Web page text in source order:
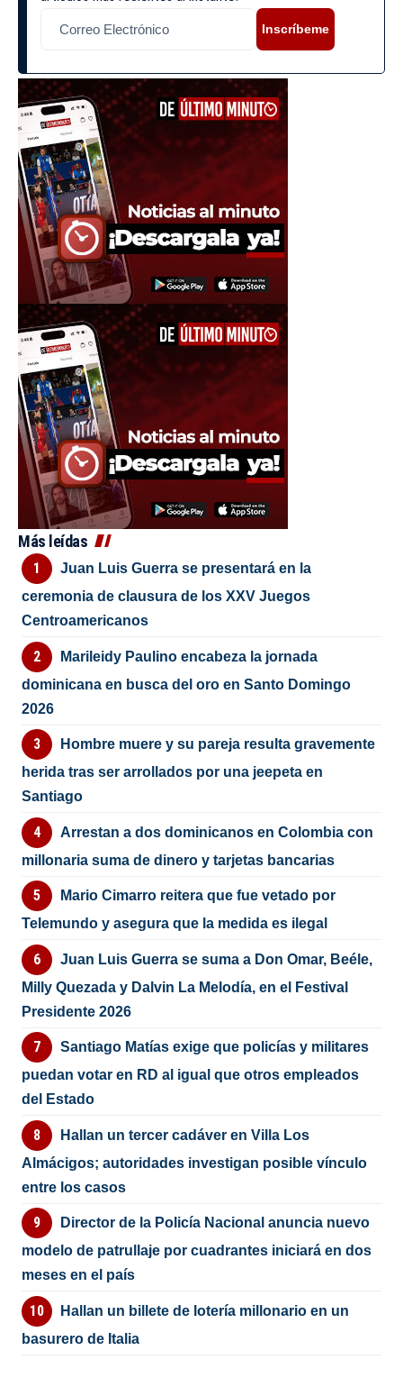
Inscríbeme
Más leídas
Juan Luis Guerra se presentará en la
ceremonia de clausura de los XXV Juegos
Centroamericanos
Marileidy Paulino encabeza la jornada
dominicana en busca del oro en Santo Domingo
2026
Hombre muere y su pareja resulta gravemente
herida tras ser arrollados por una jeepeta en
Santiago
Arrestan a dos dominicanos en Colombia con
millonaria suma de dinero y tarjetas bancarias
Mario Cimarro reitera que fue vetado por
Telemundo y asegura que la medida es ilegal
Juan Luis Guerra se suma a Don Omar, Beéle,
Milly Quezada y Dalvin La Melodía, en el Festival
Presidente 2026
Santiago Matías exige que policías y militares
puedan votar en RD al igual que otros empleados
del Estado
Hallan un tercer cadáver en Villa Los
Almácigos; autoridades investigan posible vínculo
entre los casos
Director de la Policía Nacional anuncia nuevo
modelo de patrullaje por cuadrantes iniciará en dos
meses en el país
Hallan un billete de lotería millonario en un
basurero de Italia